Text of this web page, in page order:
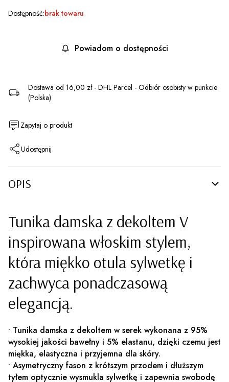
Dostępność:brak towaru
Powiadom o dostępności
Dostawa od 16,00 zł - DHL Parcel - Odbiór osobisty w punkcie
(Polska)
Zapytaj o produkt
Udostępnij
OPIS
Tunika damska z dekoltem V
inspirowana włoskim stylem,
która miękko otula sylwetkę i
zachwyca ponadczasową
elegancją.
• Tunika damska z dekoltem w serek wykonana z 95%
wysokiej jakości bawełny i 5% elastanu, dzięki czemu jest
miękka, elastyczna i przyjemna dla skóry.
• Asymetryczny fason z krótszym przodem i dłuższym
tyłem optycznie wysmukla sylwetkę i zapewnia swobodę